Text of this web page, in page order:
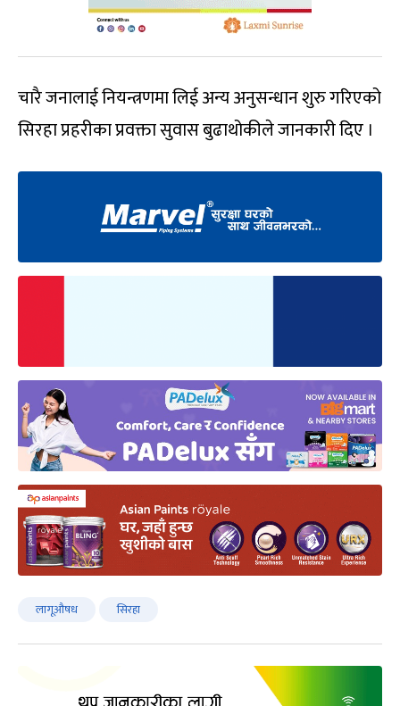
चारै जनालाई नियन्त्रणमा लिई अन्य अनुसन्धान शुरु गरिएको
सिरहा प्रहरीका प्रवक्ता सुवास बुढाथोकीले जानकारी दिए ।
लागूऔषध सिरहा